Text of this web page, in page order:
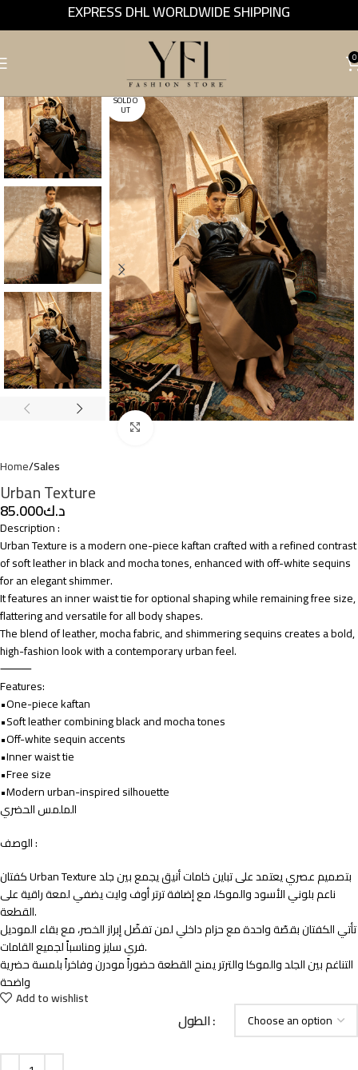
EXPRESS DHL WORLDWIDE SHIPPING
0
SOLD O
UT
Home Sales
Urban Texture
د.ك
Description :
Urban Texture is a modern one-piece kaftan crafted with a refined contrast
of soft leather in black and mocha tones, enhanced with off-white sequins
for an elegant shimmer.
It features an inner waist tie for optional shaping while remaining free size,
flattering and versatile for all body shapes.
The blend of leather, mocha fabric, and shimmering sequins creates a bold,
high-fashion look with a contemporary urban feel.
⸻
Features:
•One-piece kaftan
•Soft leather combining black and mocha tones
•Off-white sequin accents
•Inner waist tie
•Free size
•Modern urban-inspired silhouette
الملمس الحضري
الوصف :
كفتان Urban Texture بتصميم عصري يعتمد على تباين خامات أنيق يجمع بين جلد
ناعم بلوني الأسود والموكا، مع إضافة ترتر أوف وايت يضفي لمعة راقية على
القطعة.
تأتي الكفتان بقصّة واحدة مع حزام داخلي لمن تفضّل إبراز الخصر، مع بقاء الموديل
فري سايز ومناسباً لجميع القامات.
التناغم بين الجلد والموكا والترتر يمنح القطعة حضوراً مودرن وفاخراً بلمسة حضرية
واضحة
Add to wishlist
الطول